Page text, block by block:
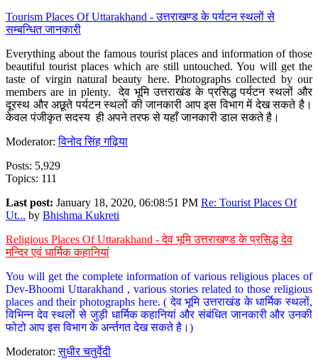
Tourism Places Of Uttarakhand - उत्तराखण्ड के पर्यटन स्थलों से
सम्बन्धित जानकारी
Everything about the famous tourist places and information of those
beautiful tourist places which are still untouched. You will get the
taste of virgin natural beauty here. Photographs collected by our
members are in plenty. देव भूमि उत्तराखंड के प्रसिद्ध पर्यटन स्थलों और
दूरस्थ और अछूते पर्यटन स्थलों की जानकारी आप इस विभाग में देख सकते है।
केवल पंजीकृत सदस्य ही अपने तरफ से यहाँ जानकारी डाल सकते है।
Moderator:विनोद सिंह गढ़िया
Posts: 5,929
Topics: 111
Last post: January 18, 2020, 06:08:51 PM Re: Tourist Places Of
Ut... by Bhishma Kukreti
Religious Places Of Uttarakhand - देव भूमि उत्तराखण्ड के प्रसिद्ध देव
मन्दिर एवं धार्मिक कहानियां
You will get the complete information of various religious places of
Dev-Bhoomi Uttarakhand , various stories related to those religious
places and their photographs here. ( देव भूमि उत्तराखंड के धार्मिक स्थलों,
विभिन्न देव स्थलों से जुड़ी धार्मिक कहानियां और संबंधित जानकारी और उनकी
फोटो आप इस विभाग के अर्न्तगत देख सकते है।)
Moderator:सुधीर चतुर्वेदी